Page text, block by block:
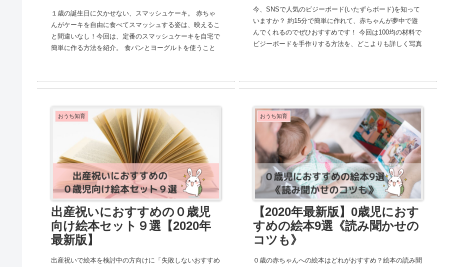
１歳の誕生日に欠かせない、スマッシュケーキ。 赤ちゃ
んがケーキを自由に食べてスマッシュする姿は、映えるこ
と間違いなし！今回は、定番のスマッシュケーキを自宅で
簡単に作る方法を紹介。 食パンとヨーグルトを使うこと
今、SNSで人気のビジーボード(いたずらボード)を知って
いますか？ 約15分で簡単に作れて、赤ちゃんが夢中で遊
んでくれるのでぜひおすすめです！ 今回は100均の材料で
ビジーボードを手作りする方法を、どこよりも詳しく写真
おうち知育
出産祝いにおすすめの０歳児
向け絵本セット９選【2020年
最新版】
出産祝いで絵本を検討中の方向けに「失敗しないおすすめ
おうち知育
【2020年最新版】0歳児におす
すめの絵本9選《読み聞かせの
コツも》
０歳の赤ちゃんへの絵本はどれがおすすめ？絵本の読み聞